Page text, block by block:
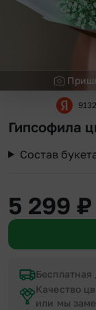
Гипсофила
Состав
5 299 ₽
Бесплатная
Качество
или мы